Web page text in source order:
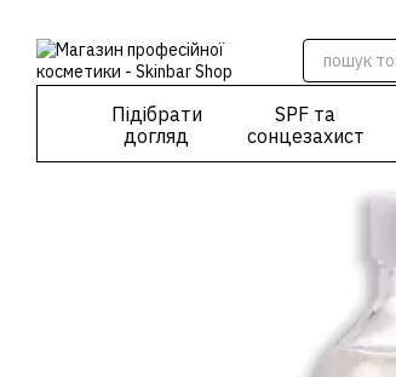
Підібрати
догляд
SPF та
сонцезахист